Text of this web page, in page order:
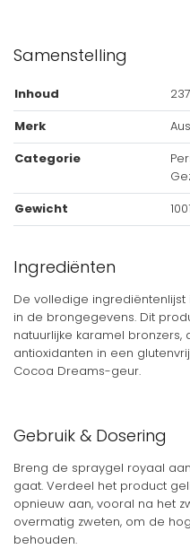
Samenstelling
Inhoud
Merk
Categorie
Gewicht
Ingrediënten
De volledige
in de brongegevens. Dit
natuurlijke karamel bronzers,
antioxidanten in een
Cocoa Dreams-geur.
Gebruik & Dosering
Breng de spraygel royaal
gaat. Verdeel het product
opnieuw aan, vooral na het
overmatig zweten, om de
behouden.